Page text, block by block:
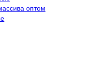
оптом